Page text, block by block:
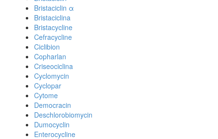
Bristaciclin α
Bristaciclina
Bristacycline
Cefracycline
Ciclibion
Copharlan
Criseociclina
Cyclomycin
Cyclopar
Cytome
Democracin
Deschlorobiomycin
Dumocyclin
Enterocycline